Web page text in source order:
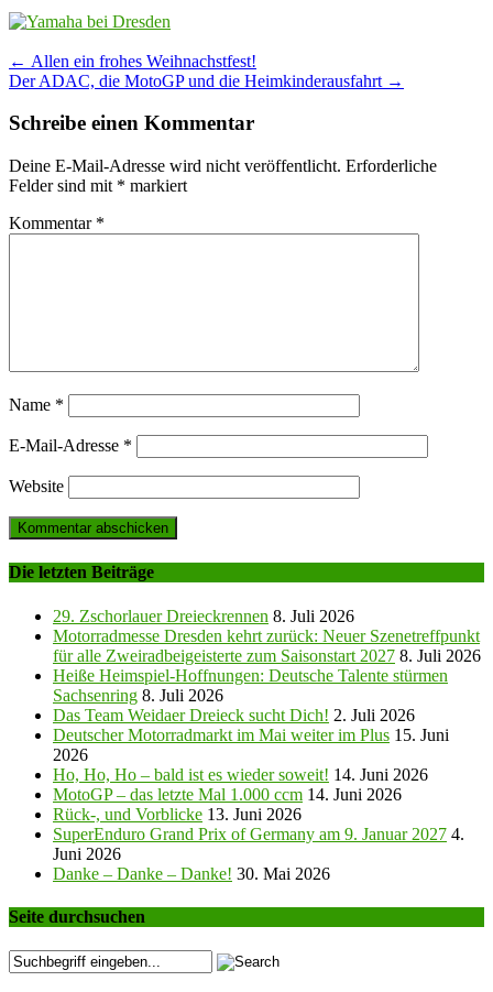
Post
navigation
← Allen ein frohes Weihnachstfest!
Der ADAC, die MotoGP und die Heimkinderausfahrt →
Schreibe einen Kommentar
Deine E-Mail-Adresse wird nicht veröffentlicht. Erforderliche
Felder sind mit * markiert
Kommentar *
Name *
E-Mail-Adresse *
Website
Die letzten Beiträge
29. Zschorlauer Dreieckrennen 8. Juli 2026
Motorradmesse Dresden kehrt zurück: Neuer Szenetreffpunkt
für alle Zweiradbeigeisterte zum Saisonstart 2027 8. Juli 2026
Heiße Heimspiel-Hoffnungen: Deutsche Talente stürmen
Sachsenring 8. Juli 2026
Das Team Weidaer Dreieck sucht Dich! 2. Juli 2026
Deutscher Motorradmarkt im Mai weiter im Plus 15. Juni
2026
Ho, Ho, Ho – bald ist es wieder soweit! 14. Juni 2026
MotoGP – das letzte Mal 1.000 ccm 14. Juni 2026
Rück-, und Vorblicke 13. Juni 2026
SuperEnduro Grand Prix of Germany am 9. Januar 2027 4.
Juni 2026
Danke – Danke – Danke! 30. Mai 2026
Seite durchsuchen